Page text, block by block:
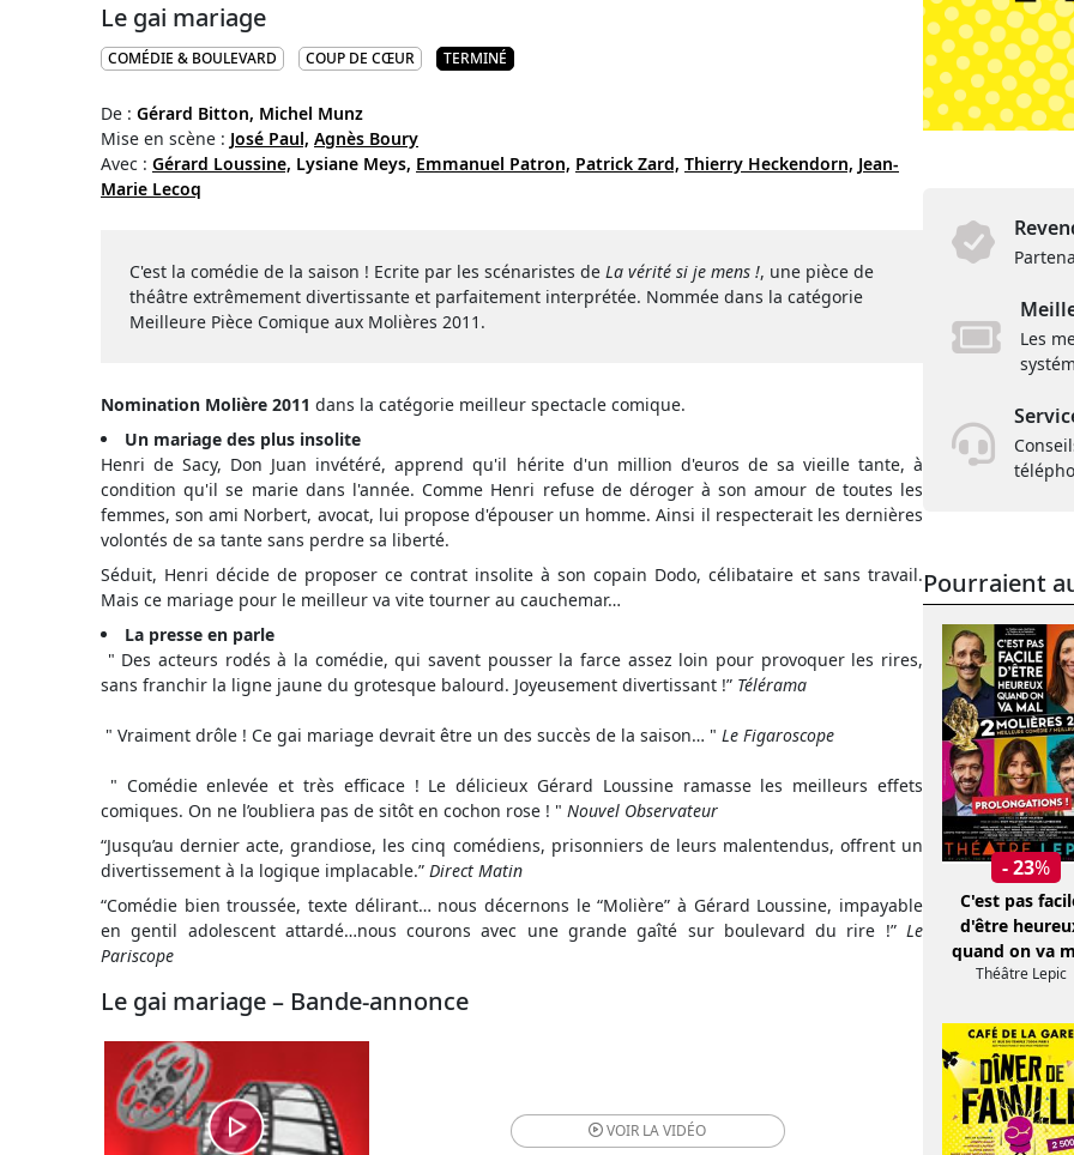
Le gai mariage
COMÉDIE & BOULEVARD COUP DE CŒUR TERMINÉ
De : Gérard Bitton, Michel Munz
Mise en scène : José Paul, Agnès Boury
Avec : Gérard Loussine, Lysiane Meys, Emmanuel Patron, Patrick Zard, Thierry Heckendorn, Jean-
Marie Lecoq
C'est la comédie de la saison ! Ecrite par les scénaristes de La vérité si je mens !, une pièce de
théâtre extrêmement divertissante et parfaitement interprétée. Nommée dans la catégorie
Meilleure Pièce Comique aux Molières 2011.
Nomination Molière 2011 dans la catégorie meilleur spectacle comique.
Un mariage des plus insolite
Henri de Sacy, Don Juan invétéré, apprend qu'il hérite d'un million d'euros de sa vieille tante, à
condition qu'il se marie dans l'année. Comme Henri refuse de déroger à son amour de toutes les
femmes, son ami Norbert, avocat, lui propose d'épouser un homme. Ainsi il respecterait les dernières
volontés de sa tante sans perdre sa liberté.
Séduit, Henri décide de proposer ce contrat insolite à son copain Dodo, célibataire et sans travail.
Mais ce mariage pour le meilleur va vite tourner au cauchemar…
La presse en parle
" Des acteurs rodés à la comédie, qui savent pousser la farce assez loin pour provoquer les rires,
sans franchir la ligne jaune du grotesque balourd. Joyeusement divertissant !” Télérama
" Vraiment drôle ! Ce gai mariage devrait être un des succès de la saison… " Le Figaroscope
" Comédie enlevée et très efficace ! Le délicieux Gérard Loussine ramasse les meilleurs effets
comiques. On ne l’oubliera pas de sitôt en cochon rose ! " Nouvel Observateur
“Jusqu’au dernier acte, grandiose, les cinq comédiens, prisonniers de leurs malentendus, offrent un
divertissement à la logique implacable.” Direct Matin
“Comédie bien troussée, texte délirant… nous décernons le “Molière” à Gérard Loussine, impayable
en gentil adolescent attardé…nous courons avec une grande gaîté sur boulevard du rire !” Le
Pariscope
Le gai mariage – Bande-annonce
VOIR LAVIDÉO
Les
Pourraient
- 23%
C'est pas
d'être
quand on va
Théâtre Lepic